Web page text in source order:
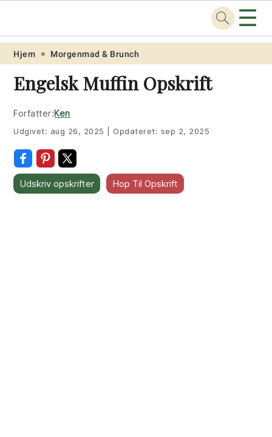
Skip
primary
navigation
Skip
main
content
Skip
primary
sidebar
Skip
footer
Opskrift.net ☰
Hjem Morgenmad & Brunch
Engelsk Muffin Opskrift
Forfatter:Ken
Udgivet: aug 26, 2025 Opdateret: sep 2, 2025
Udskriv opskrifter Hop Til Opskrift